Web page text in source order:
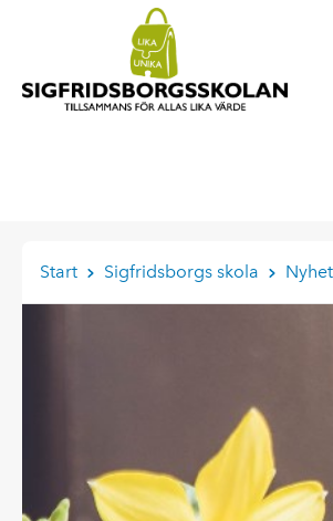
Start Sigfridsborgs skola